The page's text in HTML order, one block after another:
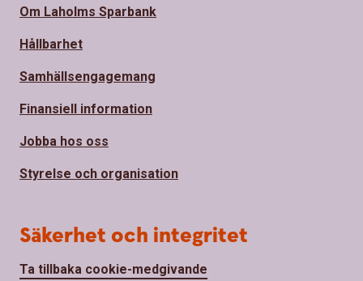
Om Laholms Sparbank
Hållbarhet
Samhällsengagemang
Finansiell information
Jobba hos oss
Styrelse och organisation
Säkerhet och integritet
Ta tillbaka cookie-medgivande